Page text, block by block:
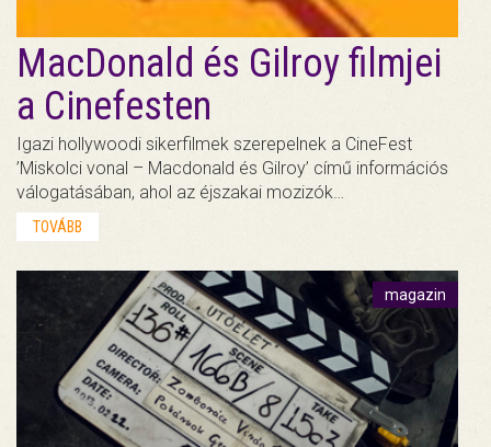
MacDonald és Gilroy filmjei
a Cinefesten
Igazi hollywoodi sikerfilmek szerepelnek a CineFest
’Miskolci vonal – Macdonald és Gilroy’ című információs
válogatásában, ahol az éjszakai mozizók…
TOVÁBB
magazin